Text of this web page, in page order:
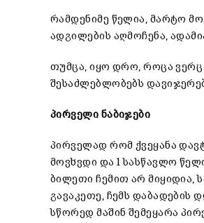
რამდენიმე წელია, მარტო
ადგილების აღმოჩენა,
თუმცა, იყო დრო, როცა
შესაძლებლობებს
პირველი ნაბიჯები
პირველად რომ ქვეყანა
მოვხვდი და 1 სასწავლო
ბილეთი ჩემით არ მიყიდია,
გავაკეთე, ჩემს დაბადების
სწორედ მაშინ შემეყარა